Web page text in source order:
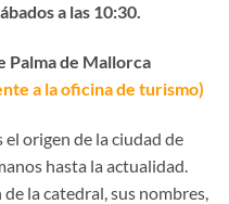
a las 10:30.
Palma de Mallorca
a la oficina de turismo)
origen de la ciudad de
hasta la actualidad.
la catedral, sus nombres,